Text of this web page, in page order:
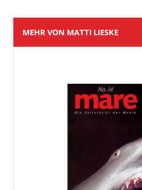
MEHR VON MATTI LIESKE